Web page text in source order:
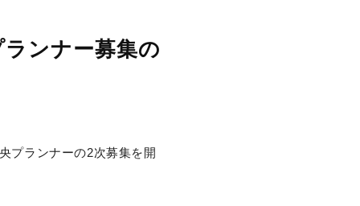
ランナー募集の
プランナーの2次募集を開